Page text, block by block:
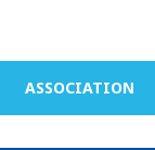
ASSOCIATION